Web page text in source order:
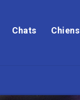
Chats Chiens